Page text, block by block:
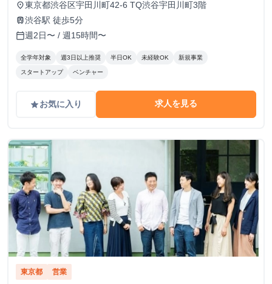
place東京都渋谷区宇田川町42-6 TQ渋谷宇田川町3階
train渋谷駅 徒歩5分
calendar_today週2日〜 / 週15時間〜
全学年対象 週3日以上推奨 半日OK 未経験OK 新規事業
スタートアップ ベンチャー
gradeお気に入り 求人を見る
東京都 営業